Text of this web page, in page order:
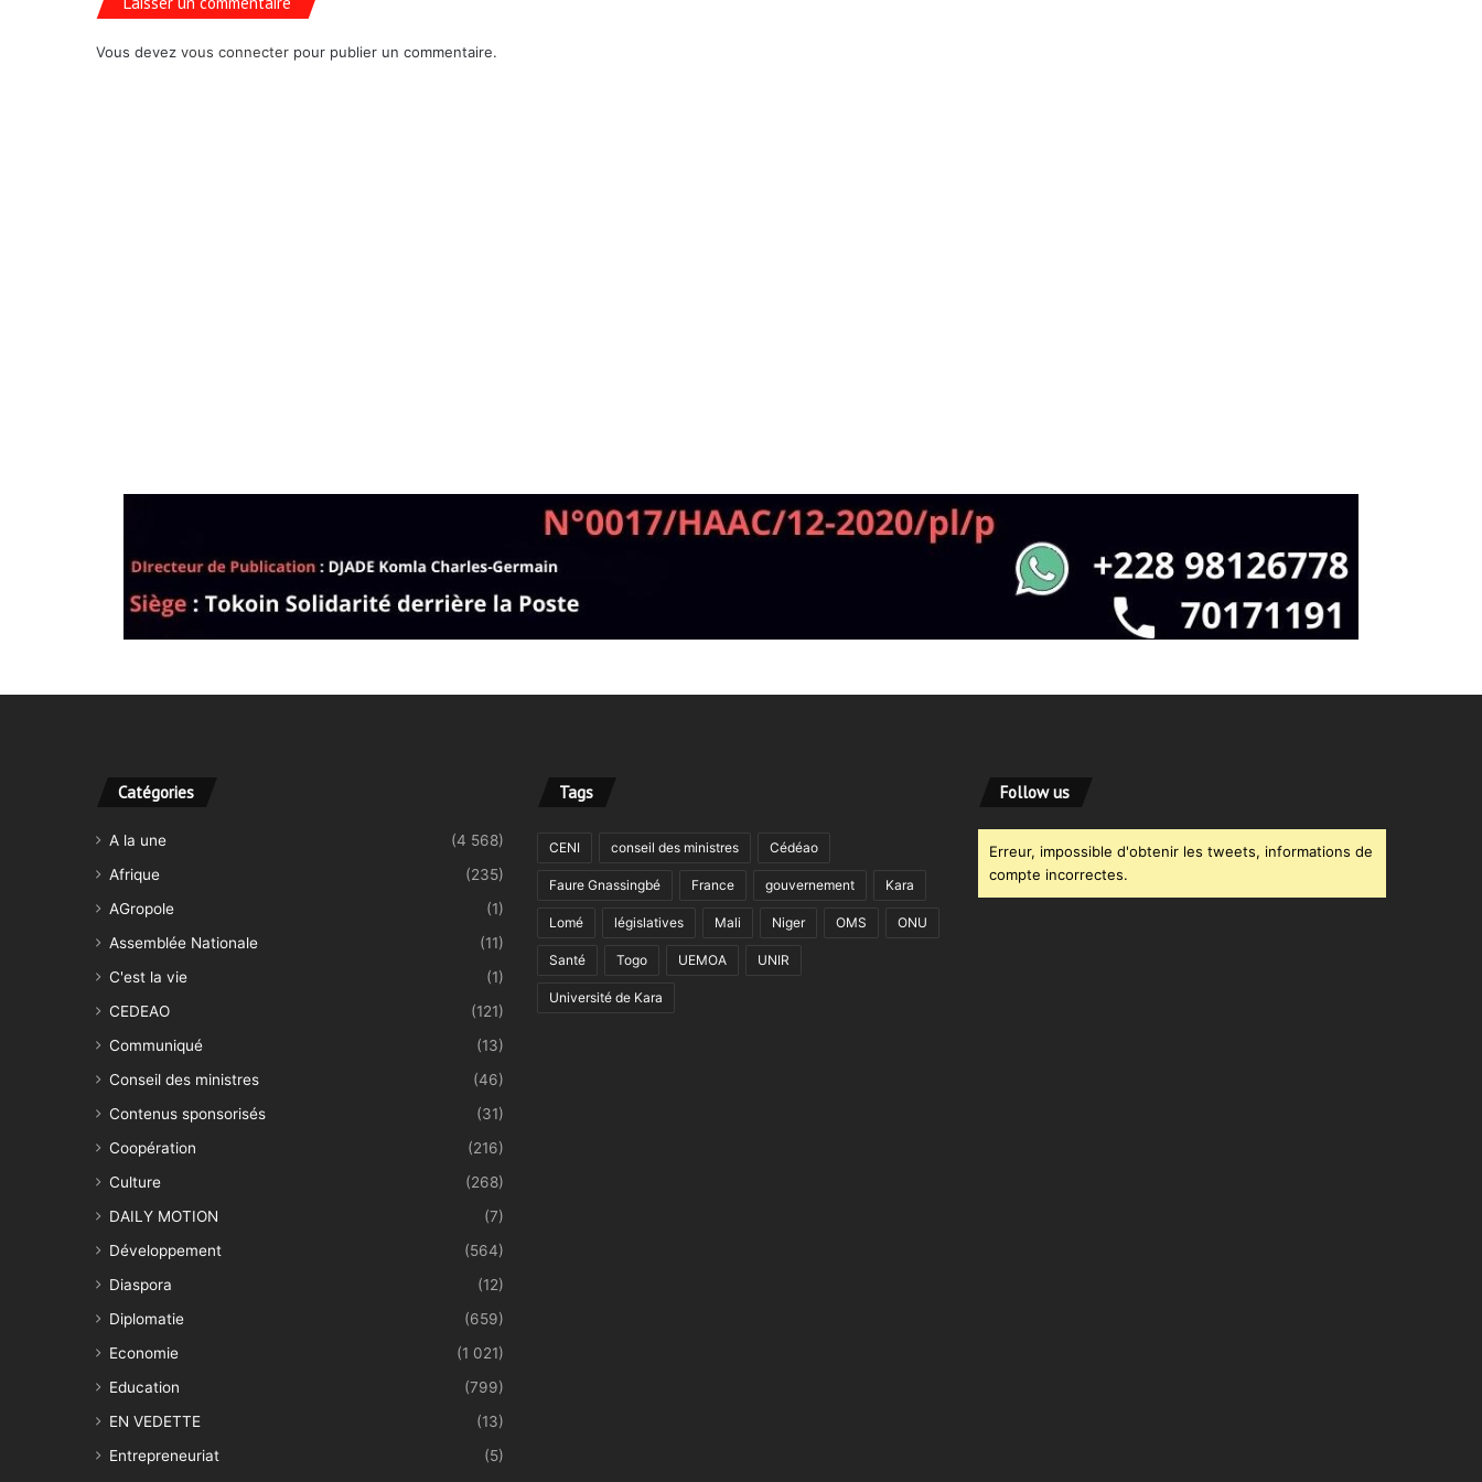
Vous devez vous connecter pour publier un commentaire.
Catégories
A la une
(4 568)
Afrique
(235)
AGropole
(1)
Assemblée Nationale
(11)
C'est la vie
(1)
CEDEAO
(121)
Communiqué
(13)
Conseil des ministres
(46)
Contenus sponsorisés
(31)
Coopération
(216)
Culture
(268)
DAILY MOTION
(7)
Développement
(564)
Diaspora
(12)
Diplomatie
(659)
Economie
(1 021)
Education
(799)
EN VEDETTE
(13)
Entrepreneuriat
(5)
Tags
CENI conseil des ministres Cédéao
Faure Gnassingbé France gouvernement Kara
Lomé législatives Mali Niger OMS ONU
Santé Togo UEMOA UNIR
Université de Kara
Follow us
Erreur, impossible d'obtenir les tweets, informations de
compte incorrectes.